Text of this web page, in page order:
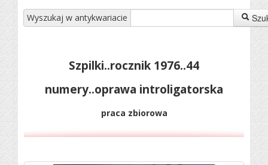
Wyszukaj w antykwariacie
Szpilki..rocznik 1976..44
numery..oprawa introligatorska
praca zbiorowa